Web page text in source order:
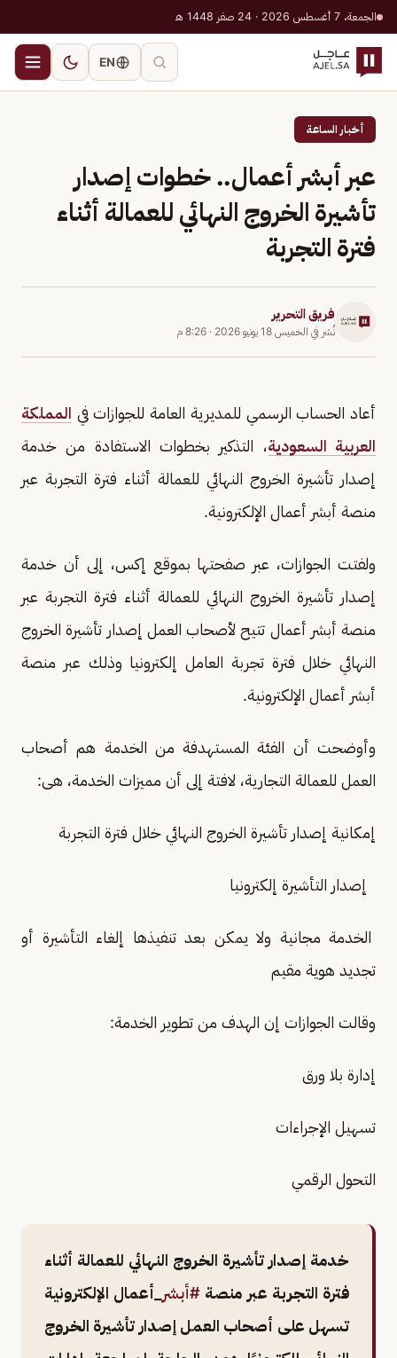
الجمعة، 7 أغسطس 2026 · 24 صفر 1448 هـ
EN
أخبار الساعة
عبر أبشر أعمال.. خطوات إصدار
تأشيرة الخروج النهائي للعمالة أثناء
فترة التجربة
فريق التحرير
نُشر في الخميس 18 يونيو 2026 · 8:26 م
أعاد الحساب الرسمي للمديرية العامة للجوازات في المملكة
العربية السعودية، التذكير بخطوات الاستفادة من خدمة
إصدار تأشيرة الخروج النهائي للعمالة أثناء فترة التجربة عبر
منصة أبشر أعمال الإلكترونية.
ولفتت الجوازات، عبر صفحتها بموقع إكس، إلى أن خدمة
إصدار تأشيرة الخروج النهائي للعمالة أثناء فترة التجربة عبر
منصة أبشر أعمال تتيح لأصحاب العمل إصدار تأشيرة الخروج
النهائي خلال فترة تجربة العامل إلكترونيا وذلك عبر منصة
أبشر أعمال الإلكترونية.
وأوضحت أن الفئة المستهدفة من الخدمة هم أصحاب
العمل للعمالة التجارية، لافتة إلى أن مميزات الخدمة، هى:
إمكانية إصدار تأشيرة الخروج النهائي خلال فترة التجربة
إصدار التأشيرة إلكترونيا
الخدمة مجانية ولا يمكن بعد تنفيذها إلغاء التأشيرة أو
تجديد هوية مقيم
وقالت الجوازات إن الهدف من تطوير الخدمة:
إدارة بلا ورق
تسهيل الإجراءات
التحول الرقمي
خدمة إصدار تأشيرة الخروج النهائي للعمالة أثناء
فترة التجربة عبر منصة ⁧ #أبشر ⁩_أعمال الإلكترونية
تسهل على أصحاب العمل إصدار تأشيرة الخروج